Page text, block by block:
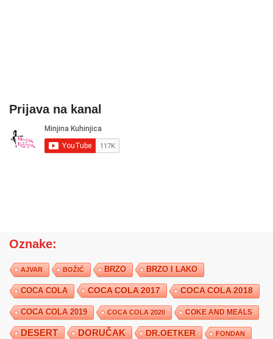
Prijava na kanal
Oznake:
AJVAR BOŽIĆ BRZO BRZO I LAKO
COCA COLA COCA COLA 2017 COCA COLA 2018
COCA COLA 2019 COCA COLA 2020 COKE AND MEALS
DESERT DORUČAK DR.OETKER FONDAN